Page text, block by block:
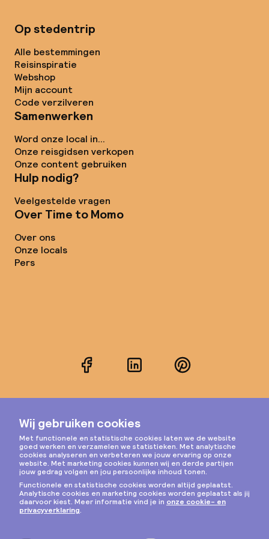
Op stedentrip
Alle bestemmingen
Reisinspiratie
Webshop
Mijn account
Code verzilveren
Samenwerken
Word onze local in...
Onze reisgidsen verkopen
Onze content gebruiken
Hulp nodig?
Veelgestelde vragen
Over Time to Momo
Over ons
Onze locals
Pers
FacebookLinkedInPinterest
Instagram